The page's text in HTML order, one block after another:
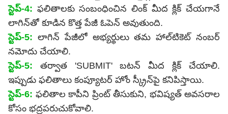
స్టెప్-4: ఫలితాలకు సంబంధించిన లింక్ మీద క్లిక్ చేయగానే
లాగిన్‌తో కూడిన కొత్త పేజీ ఓపెన్ అవుతుంది.
స్టెప్-5: లాగిన్ పేజీలో అభ్యర్థులు తమ హాల్‌టికెట్ నంబర్
నమోదు చేయాలి.
స్టెప్-5: తర్వాత 'SUBMIT' బటన్‌ మీద క్లిక్ చేయాలి.
ఇప్పుడు ఫలితాలు కంప్యూటర్ హోం స్క్రీన్‌పై కనిపిస్తాయి.
స్టెప్-6: ఫలితాల కాపీని ప్రింట్ తీసుకుని, భవిష్యత్ అవసరాల
కోసం భద్రపరుచుకోవాలి.